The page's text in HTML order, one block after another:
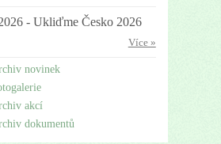
- Ukliďme Česko 2026
Více »
novinek
akcí
dokumentů